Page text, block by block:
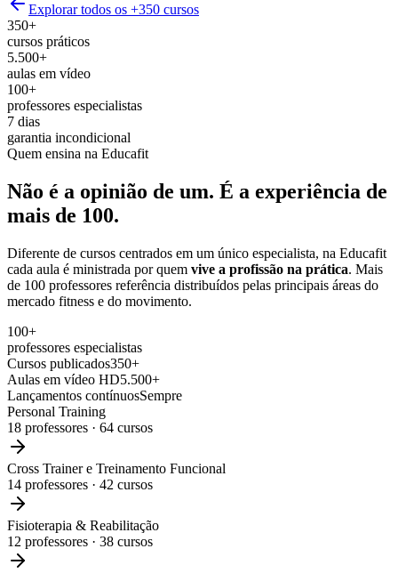
Explorar todos os +350 cursos
350+
cursos práticos
5.500+
aulas em vídeo
100+
professores especialistas
7 dias
garantia incondicional
Quem ensina na Educafit
Não é a opinião de um. É a experiência de
mais de 100.
Diferente de cursos centrados em um único especialista, na Educafit
cada aula é ministrada por quem vive a profissão na prática. Mais
de 100 professores referência distribuídos pelas principais áreas do
mercado fitness e do movimento.
100+
professores especialistas
Cursos publicados350+
Aulas em vídeo HD5.500+
Lançamentos contínuosSempre
Personal Training
18 professores · 64 cursos
Cross Trainer e Treinamento Funcional
14 professores · 42 cursos
Fisioterapia & Reabilitação
12 professores · 38 cursos